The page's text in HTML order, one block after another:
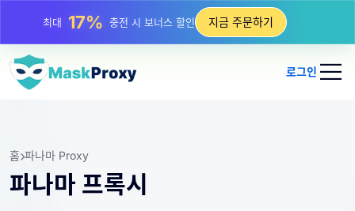
최대25%정적 IP 구매 할인 지금 주문하기
로그인
홈 파나마 Proxy
파나마 프록시